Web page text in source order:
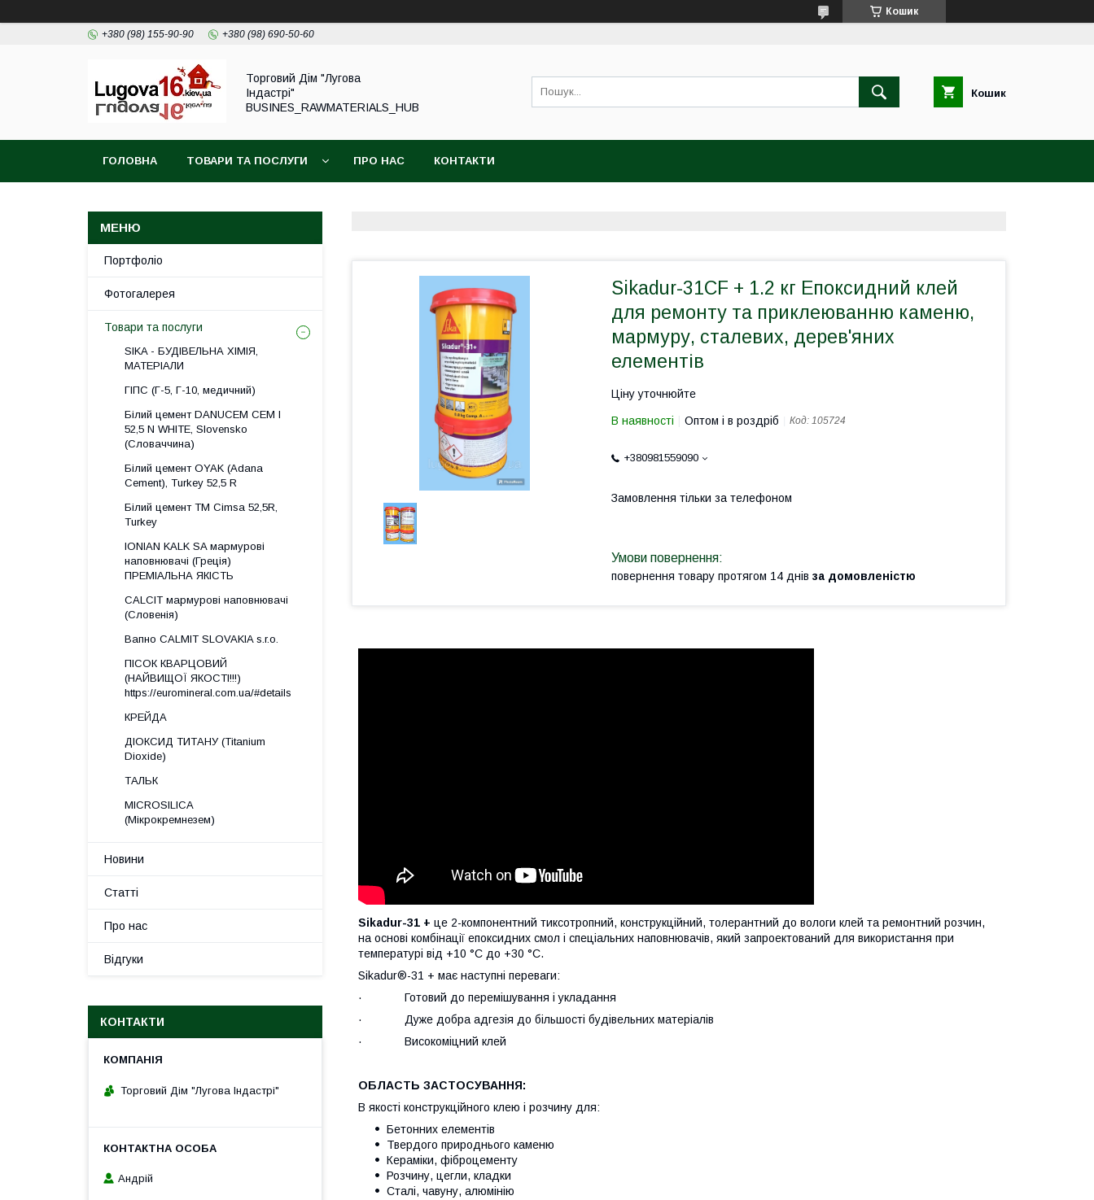
Кошик
+380 (98) 155-90-90 +380 (98) 690-50-60
Торговий Дім "Лугова
Індастрі"
BUSINES_RAWMATERIALS_HUB
Кошик
ГОЛОВНА ТОВАРИ ТА ПОСЛУГИ ПРО НАС КОНТАКТИ
Sikadur-31CF + 1.2 кг Епоксидний клей
для ремонту та приклеюванню каменю,
мармуру, сталевих, дерев'яних
елементів
Ціну уточнюйте
В наявності Оптом і в роздріб Код: 105724
+380981559090
Замовлення тільки за телефоном
повернення товару протягом 14 днів за домовленістю
Sikadur-31 + це 2-компонентний тиксотропний, конструкційний, толерантний до вологи клей та ремонтний розчин,
на основі комбінації епоксидних смол і спеціальних наповнювачів, який запроектований для використання при
температурі від +10 °C до +30 °C.
Sikadur®-31 + має наступні переваги:
· Готовий до перемішування і укладання
· Дуже добра адгезія до більшості будівельних матеріалів
· Високоміцний клей
ОБЛАСТЬ ЗАСТОСУВАННЯ:
В якості конструкційного клею і розчину для:
Бетонних елементів
Твердого природнього каменю
Кераміки, фіброцементу
Розчину, цегли, кладки
Сталі, чавуну, алюмінію
Портфоліо
Фотогалерея
Товари та послуги
SIKA - БУДІВЕЛЬНА ХІМІЯ,
МАТЕРІАЛИ
ГІПС (Г-5, Г-10, медичний)
Білий цемент DANUCEM CEM I
52,5 N WHITE, Slovensko
(Словаччина)
Білий цемент OYAK (Adana
Cement), Turkey 52,5 R
Білий цемент ТМ Cimsa 52,5R,
Turkey
IONIAN KALK SA мармурові
наповнювачі (Греція)
ПРЕМІАЛЬНА ЯКІСТЬ
CALCIT мармурові наповнювачі
(Словенія)
Вапно CALMIT SLOVAKIA s.r.o.
ПІСОК КВАРЦОВИЙ
(НАЙВИЩОЇ ЯКОСТІ!!!)
https://euromineral.com.ua/#details
КРЕЙДА
ДІОКСИД ТИТАНУ (Titanium
Dioxide)
ТАЛЬК
MICROSILICA
(Мікрокремнезем)
Новини
Статті
Про нас
Відгуки
КОНТАКТИ
Торговий Дім "Лугова Індастрі"
Андрій